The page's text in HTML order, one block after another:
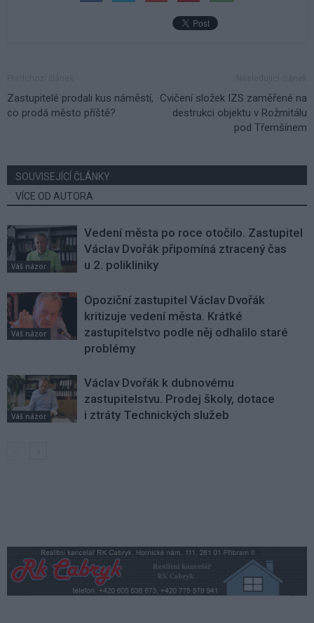
Zastupitelé prodali kus náměstí,
co prodá město příště?
Cvičení složek IZS zaměřené na
destrukci objektu v Rožmitálu
pod Třemšínem
SOUVISEJÍCÍ ČLÁNKY
VÍCE OD AUTORA
Váš názor
Vedení města po roce otočilo. Zastupitel
Václav Dvořák připomíná ztracený čas
u 2. polikliniky
Váš názor
Opoziční zastupitel Václav Dvořák
kritizuje vedení města. Krátké
zastupitelstvo podle něj odhalilo staré
problémy
Váš názor
Václav Dvořák k dubnovému
zastupitelstvu. Prodej školy, dotace
i ztráty Technických služeb